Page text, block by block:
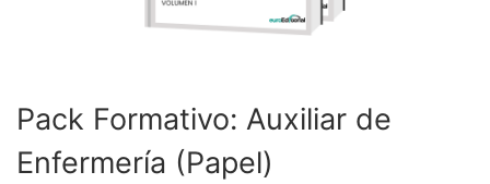
Pack Formativo: Auxiliar de
Enfermería (Papel)